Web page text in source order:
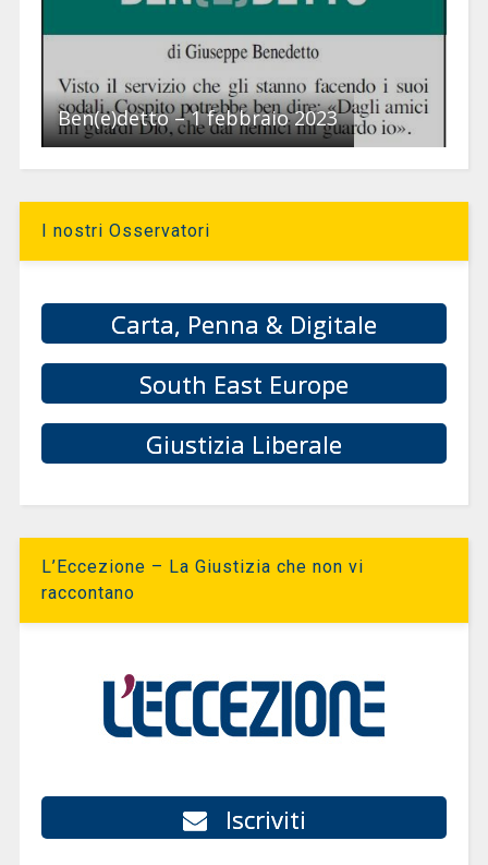
Ben(e)detto – 1 febbraio 2023
I nostri Osservatori
Carta, Penna & Digitale
South East Europe
Giustizia Liberale
L’Eccezione – La Giustizia che non vi
raccontano
Iscriviti